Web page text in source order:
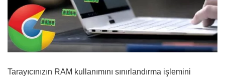
Tarayıcınızın RAM kullanımını sınırlandırma işlemini